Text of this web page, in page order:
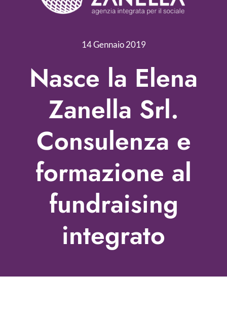
Servizi
Nonprofit Blog
Libri
Fundraising Academy
Multimedia
Come contattarci
14 Gennaio 2019
Nasce la Elena
Zanella Srl.
Consulenza e
formazione al
fundraising
integrato